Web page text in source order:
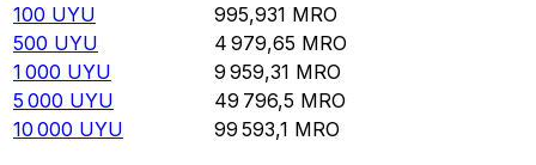
100 UYU 995,931 MRO
500 UYU 4 979,65 MRO
1 000 UYU 9 959,31 MRO
5 000 UYU 49 796,5 MRO
10 000 UYU 99 593,1 MRO